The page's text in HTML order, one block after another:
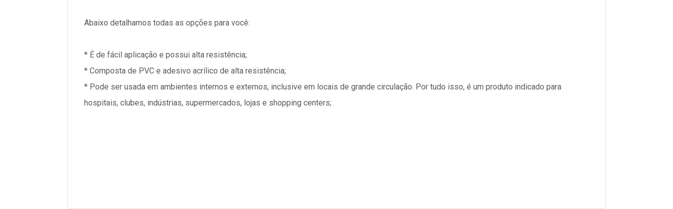
Abaixo detalhamos todas as opções para você:
* É de fácil aplicação e possui alta resistência;
* Composta de PVC e adesivo acrílico de alta resistência;
* Pode ser usada em ambientes internos e externos, inclusive em locais de grande circulação. Por tudo isso, é um produto indicado para
hospitais, clubes, indústrias, supermercados, lojas e shopping centers;